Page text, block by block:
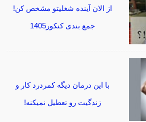
از الان آینده شغلیتو مشخص کن!
جمع بندی کنکور1405
با این درمان دیگه کمردرد کار و
زندگیت رو تعطیل نمیکنه!